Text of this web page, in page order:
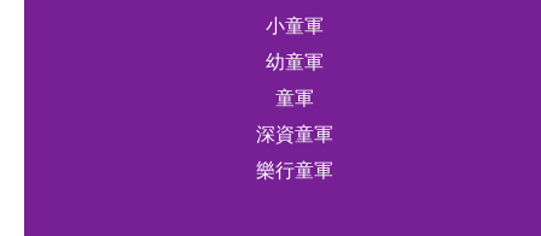
小童軍
幼童軍
童軍
深資童軍
樂行童軍